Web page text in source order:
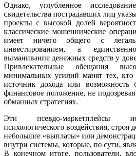
Однако, углубленное
свидетельства пострадавших лиц
проекты с высокой долей
классические мошеннические
имеет ничего общего с
инвестированием, а
выманивание денежных средств у
Привлекательные обещания
минимальных усилий манят тех,
источник дохода или возможность
финансовое положение, не
обманных стратегиях.
Эти псевдо-маркетплейсы
психологического воздействия, строя
небольшие «выплаты» или
внутри системы, которые, по сути,
В конечном итоге, пользователи,